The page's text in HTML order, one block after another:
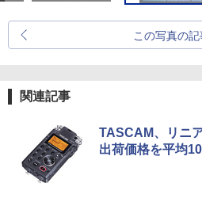
この写真の
関連記事
TASCAM、リニ
出荷価格を平均